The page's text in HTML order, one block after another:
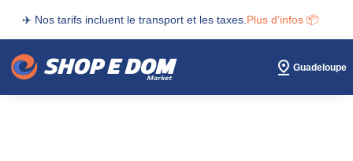
✈️ Nos tarifs incluent le transport et les taxes. Plus d'infos 📦
Guadeloupe